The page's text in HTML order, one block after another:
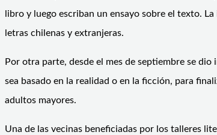
libro y luego escriban un ensayo sobre el texto.
letras chilenas y extranjeras.
Por otra parte, desde el mes de septiembre se
sea basado en la realidad o en la ficción, para
adultos mayores.
Una de las vecinas beneficiadas por los talleres